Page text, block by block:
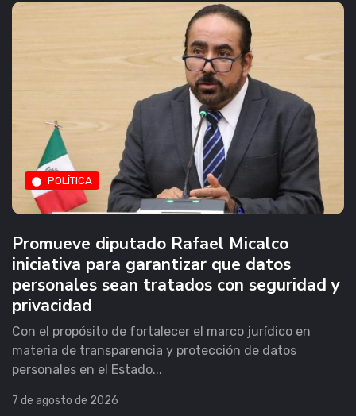
POLÍTICA
Promueve diputado Rafael Micalco
iniciativa para garantizar que datos
personales sean tratados con seguridad y
privacidad
Con el propósito de fortalecer el marco jurídico en
materia de transparencia y protección de datos
personales en el Estado...
7 de agosto de 2026